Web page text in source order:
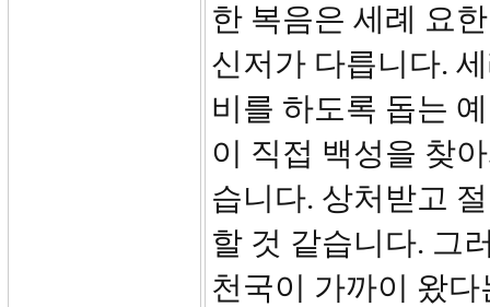
한 복음은 세례 요
신저가 다릅니다.
비를 하도록 돕는
이 직접 백성을 찾
습니다. 상처받고
할 것 같습니다. 그
천국이 가까이 왔